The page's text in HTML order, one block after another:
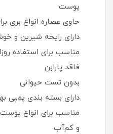
پوست
حاوی عصاره انواع بری
دارای رایحه شیرین و
مناسب برای استفاده
فاقد پارابن
بدون تست حیوانی
دارای بسته‌ بندی پمپی
مناسب برای انواع
و کم‌آب